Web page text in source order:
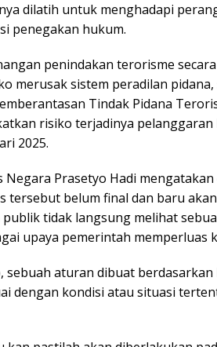
dilatih untuk menghadapi
penegakan hukum.
penindakan terorisme
merusak sistem peradilan
Tindak Pidana
risiko terjadinya pelanggaran
2025.
Prasetyo Hadi
tersebut belum final dan baru
tidak langsung melihat
upaya pemerintah memperluas
sebuah aturan dibuat
dengan kondisi atau situasi